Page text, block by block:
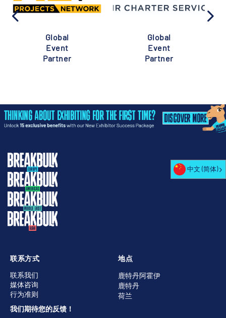
Global
Event
Partner
Global
Event
Partner
地点
鹿特丹阿霍伊
鹿特丹
荷兰
联系方式
联系我们
媒体咨询
行为准则
我们期待您的反馈！
中文 (简体)